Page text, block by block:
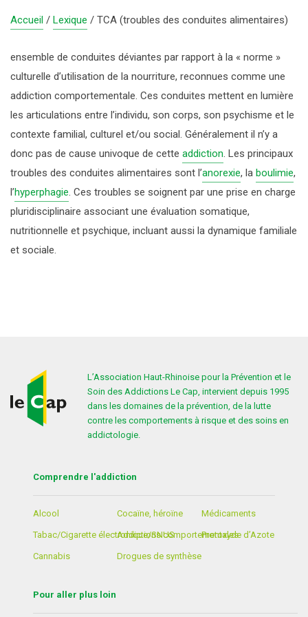
PROTOXYDE D’AZOTE
LE CAP
HISTORIQUE
ORGANISATION
ACTIVITÉS ET CHIFFRES CLÉS
PARTENAIRES
J’AI BESOIN D’AIDE
Accueil / Lexique / TCA (troubles des conduites alimentaires)
ensemble de conduites déviantes par rapport à la « norme »
culturelle d’utilisation de la nourriture, reconnues comme une
addiction comportementale. Ces conduites mettent en lumière
les articulations entre l’individu, son corps, son psychisme et le
contexte familial, culturel et/ou social. Généralement il n’y a
donc pas de cause univoque de cette addiction . Les principaux
troubles des conduites alimentaires sont l’anorexie, la boulimie,
l’hyperphagie . Ces troubles se soignent par une prise en charge
pluridisciplinaire associant une évaluation somatique,
nutritionnelle et psychique, incluant aussi la dynamique familiale
et sociale.
L’Association Haut-Rhinoise pour la Prévention et le
Soin des Addictions Le Cap, intervient depuis 1995
dans les domaines de la prévention, de la lutte
contre les comportements à risque et des soins en
addictologie.
Comprendre l'addiction
Alcool
Tabac/Cigarette électronique/SNUS
Cannabis
Cocaïne, héroïne
Addictions comportementales
Drogues de synthèse
Médicaments
Protoxyde d’Azote
Pour aller plus loin